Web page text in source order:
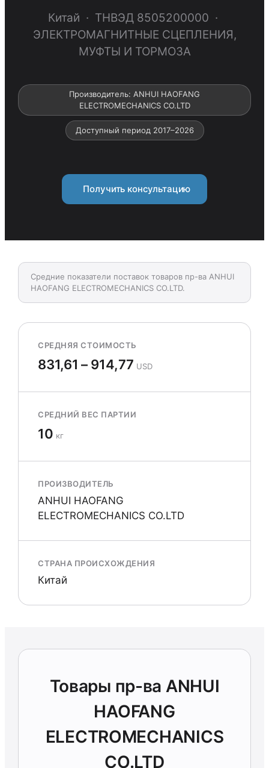
Китай · ТНВЭД 8505200000 ·
ЭЛЕКТРОМАГНИТНЫЕ СЦЕПЛЕНИЯ,
МУФТЫ И ТОРМОЗА
Производитель: ANHUI HAOFANG
ELECTROMECHANICS CO.LTD
Доступный период 2017–2026
Получить консультацию
Средние показатели поставок товаров пр-ва ANHUI
HAOFANG ELECTROMECHANICS CO.LTD.
СРЕДНЯЯ СТОИМОСТЬ
831,61 – 914,77 USD
СРЕДНИЙ ВЕС ПАРТИИ
10 кг
ПРОИЗВОДИТЕЛЬ
ANHUI HAOFANG
ELECTROMECHANICS CO.LTD
СТРАНА ПРОИСХОЖДЕНИЯ
Китай
Товары пр-ва ANHUI
HAOFANG
ELECTROMECHANICS
CO.LTD